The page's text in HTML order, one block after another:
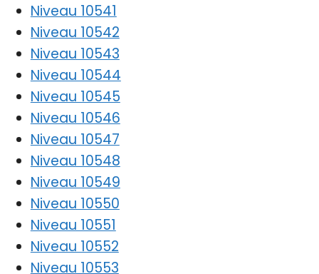
Niveau 10541
Niveau 10542
Niveau 10543
Niveau 10544
Niveau 10545
Niveau 10546
Niveau 10547
Niveau 10548
Niveau 10549
Niveau 10550
Niveau 10551
Niveau 10552
Niveau 10553